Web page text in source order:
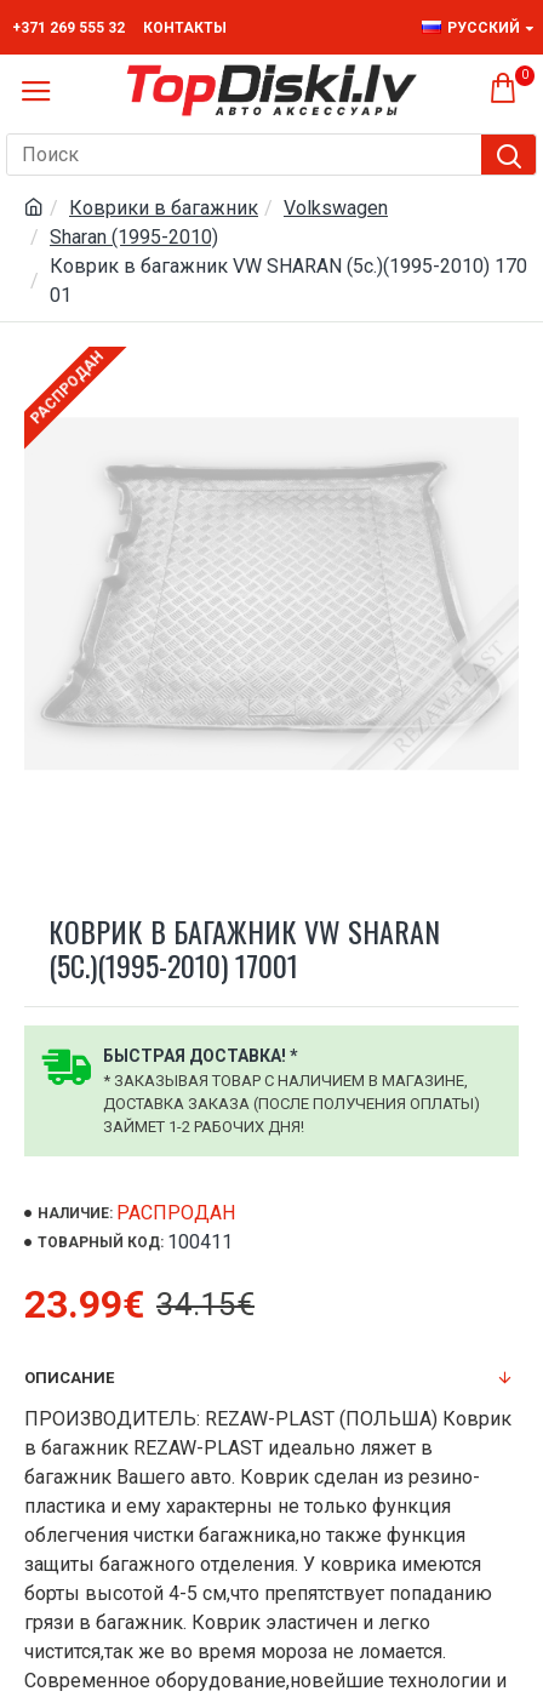
+371 269 555 32 КОНТАКТЫ РУССКИЙ
0
Коврики в багажник
Volkswagen
Sharan (1995-2010)
Коврик в багажник VW SHARAN (5с.)(1995-2010) 170
01
РАСПРОДАН
КОВРИК В БАГАЖНИК VW SHARAN
(5С.)(1995-2010) 17001
БЫСТРАЯ ДОСТАВКА! *
* ЗАКАЗЫВАЯ ТОВАР С НАЛИЧИЕМ В МАГАЗИНЕ,
ДОСТАВКА ЗАКАЗА (ПОСЛЕ ПОЛУЧЕНИЯ ОПЛАТЫ)
ЗАЙМЕТ 1-2 РАБОЧИХ ДНЯ!
НАЛИЧИЕ: РАСПРОДАН
ТОВАРНЫЙ КОД: 100411
23.99€ 34.15€
ОПИСАНИЕ
ПРОИЗВОДИТЕЛЬ: REZAW-PLAST (ПОЛЬША) Коврик
в багажник REZAW-PLAST идеально ляжет в
багажник Вашего авто. Коврик сделан из резино-
пластика и ему характерны не только функция
облегчения чистки багажника,но также функция
защиты багажного отделения. У коврика имеются
борты высотой 4-5 см,что препятствует попаданию
грязи в багажник. Коврик эластичен и легко
чистится,так же во время мороза не ломается.
Современное оборудование,новейшие технологии и